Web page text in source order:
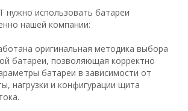
использовать батареи
нашей компании:
оригинальная методика выбора
батареи, позволяющая корректно
батареи в зависимости от
нагрузки и конфигурации щита